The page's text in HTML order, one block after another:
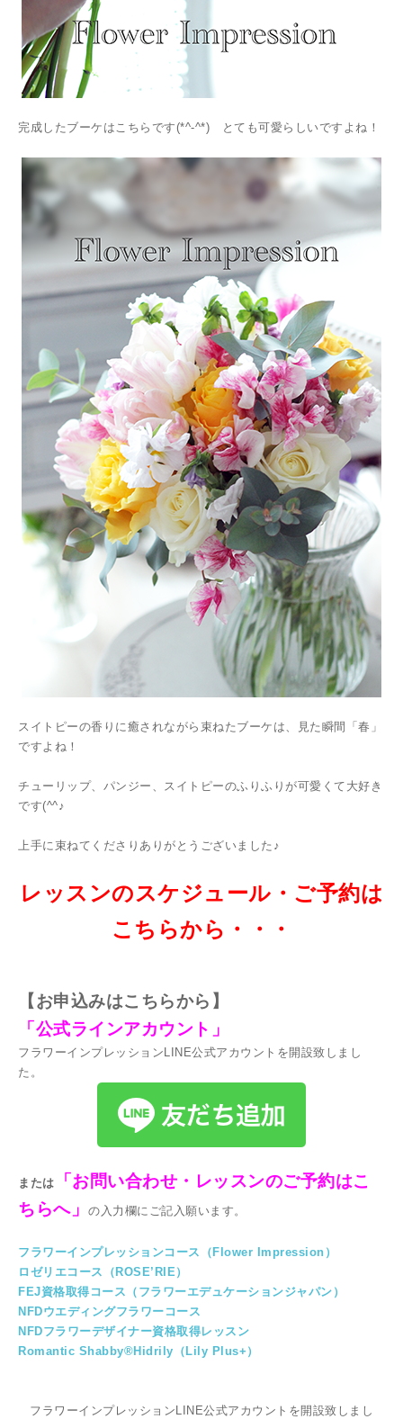
完成したブーケはこちらです(*^-^*) とても可愛らしいですよね！
スイトピーの香りに癒されながら束ねたブーケは、見た瞬間「春」
ですよね！
チューリップ、パンジー、スイトピーのふりふりが可愛くて大好き
です(^^♪
上手に束ねてくださりありがとうございました♪
レッスンのスケジュール・ご予約は
こちらから・・・
【お申込みはこちらから】
「公式ラインアカウント」
フラワーインプレッションLINE公式アカウントを開設致しまし
た。
または
「お問い合わせ・レッスンのご予約はこ
ちらへ」
の入力欄にご記入願います。
フラワーインプレッションコース（Flower Impression）
ロゼリエコース（ROSE’RIE）
FEJ資格取得コース（フラワーエデュケーションジャパン）
NFDウエディングフラワーコース
NFDフラワーデザイナー資格取得レッスン
Romantic Shabby®Hidrily（Lily Plus+）
フラワーインプレッションLINE公式アカウントを開設致しまし